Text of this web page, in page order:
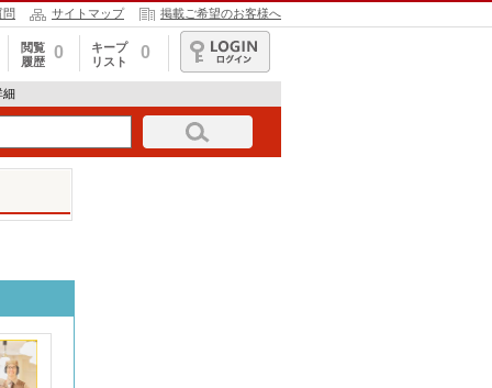
問 サイトマップ 掲載ご希望のお客様へ
閲覧
履歴
0
キープ
リスト
0
ログイン
細